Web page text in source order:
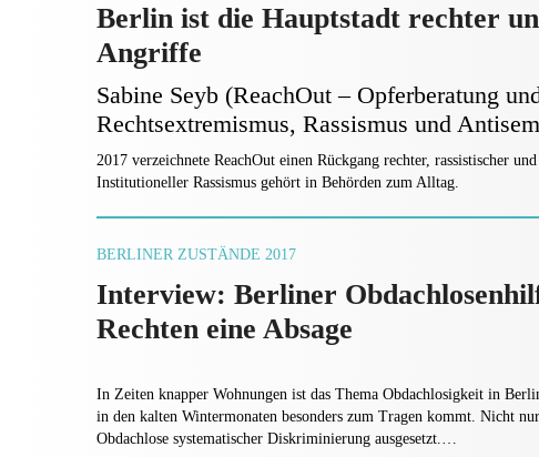
Berlin ist die Hauptstadt rechter
Angriffe
Sabine Seyb (ReachOut – Opferberatung
Rechtsextremismus, Rassismus und
2017 verzeichnete ReachOut einen Rückgang rechter, rassistischer
Institutioneller Rassismus gehört in Behörden zum Alltag.
BERLINER ZUSTÄNDE 2017
Interview: Berliner
Rechten eine Absage
In Zeiten knapper Wohnungen ist das Thema Obdachlosigkeit in
in den kalten Wintermonaten besonders zum Tragen kommt. Nicht
Obdachlose systematischer Diskriminierung ausgesetzt.…